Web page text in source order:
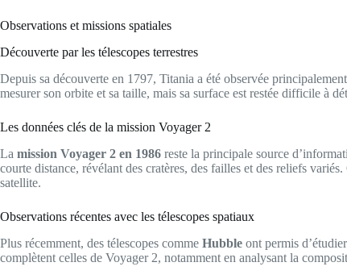
Observations et missions spatiales
Découverte par les télescopes terrestres
Depuis sa découverte en 1797, Titania a été observée
mesurer son orbite et sa taille, mais sa surface est restée difficile à
Les données clés de la mission Voyager 2
La mission Voyager 2 en 1986 reste la principale source
courte distance, révélant des cratères, des failles et des reliefs
satellite.
Observations récentes avec les télescopes spatiaux
Plus récemment, des télescopes comme Hubble ont permis
complètent celles de Voyager 2, notamment en analysant la